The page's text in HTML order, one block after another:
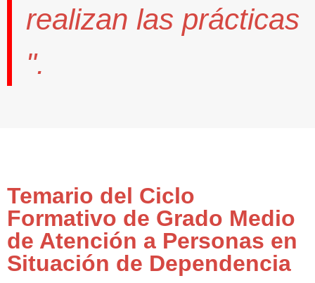
realizan las prácticas
".
Temario del Ciclo
Formativo de Grado Medio
de Atención a Personas en
Situación de Dependencia